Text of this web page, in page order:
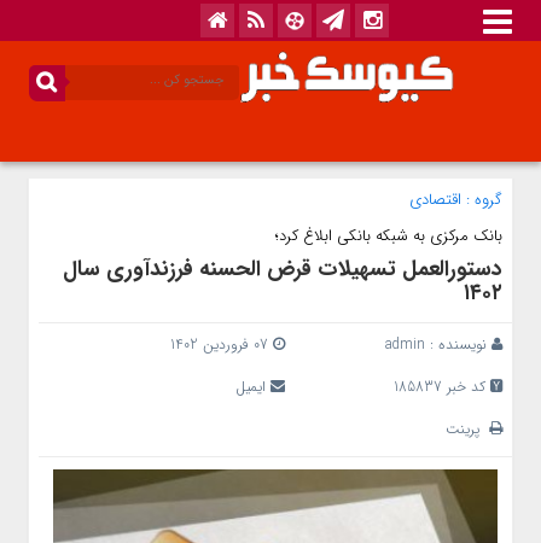
گروه : اقتصادی
بانک مرکزی به شبکه بانکی ابلاغ کرد؛
دستورالعمل تسهیلات قرض الحسنه فرزندآوری سال
۱۴۰۲
نویسنده : admin
کد خبر 185837
ایمیل
پرینت